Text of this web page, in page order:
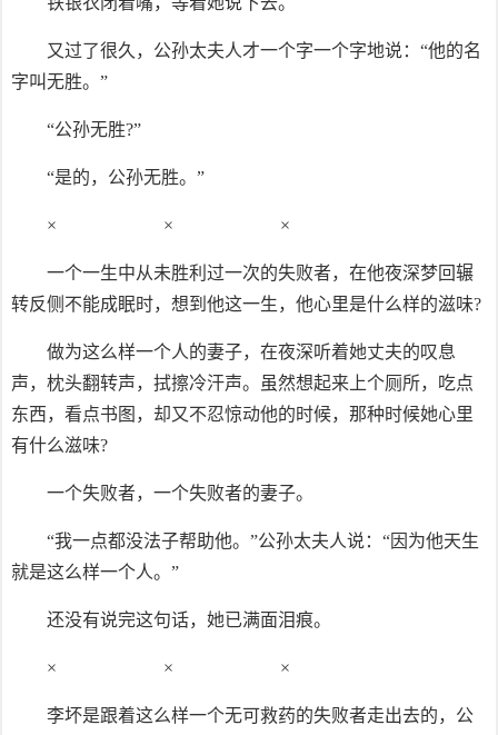
又过了很久，公孙太夫人才一个字一个字地说：“他的名
字叫无胜。”
“公孙无胜?”
“是的，公孙无胜。”
× × ×
一个一生中从未胜利过一次的失败者，在他夜深梦回辗
转反侧不能成眠时，想到他这一生，他心里是什么样的滋味?
做为这么样一个人的妻子，在夜深听着她丈夫的叹息
声，枕头翻转声，拭擦冷汗声。虽然想起来上个厕所，吃点
东西，看点书图，却又不忍惊动他的时候，那种时候她心里
有什么滋味?
一个失败者，一个失败者的妻子。
“我一点都没法子帮助他。”公孙太夫人说：“因为他天生
就是这么样一个人。”
还没有说完这句话，她已满面泪痕。
× × ×
李坏是跟着这么样一个无可救药的失败者走出去的，公